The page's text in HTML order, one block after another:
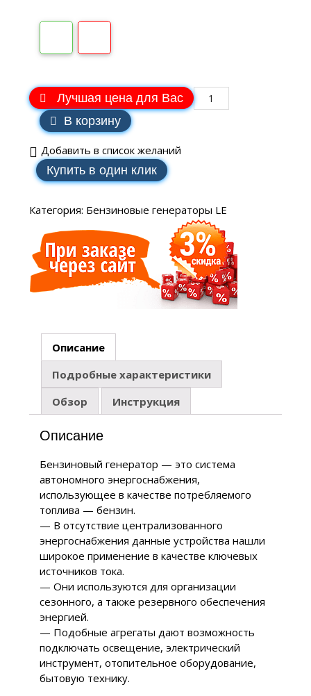
Лучшая цена для Вас
В корзину
Добавить в список желаний
Купить в один клик
Категория: Бензиновые генераторы LE
Описание
Подробные характеристики
Обзор
Инструкция
Описание
Бензиновый генератор — это система
автономного энергоснабжения,
использующее в качестве потребляемого
топлива — бензин.
— В отсутствие централизованного
энергоснабжения данные устройства нашли
широкое применение в качестве ключевых
источников тока.
— Они используются для организации
сезонного, а также резервного обеспечения
энергией.
— Подобные агрегаты дают возможность
подключать освещение, электрический
инструмент, отопительное оборудование,
бытовую технику.